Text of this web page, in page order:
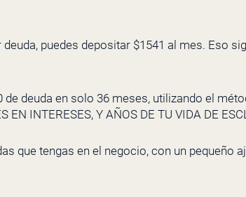
puedes depositar $1541 al mes. Eso
deuda en solo 36 meses, utilizando el
INTERESES, Y AÑOS DE TU VIDA DE
que tengas en el negocio, con un pequeño